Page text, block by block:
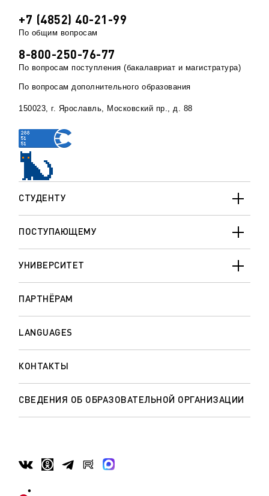
СТУДЕНТУ
ПОСТУПАЮЩЕМУ
УНИВЕРСИТЕТ
ПАРТНЁРАМ
LANGUAGES
КОНТАКТЫ
СВЕДЕНИЯ ОБ ОБРАЗОВАТЕЛЬНОЙ ОРГАНИЗАЦИИ
+7 (4852) 40-21-99
По общим вопросам
8-800-250-76-77
По вопросам поступления (бакалавриат и магистратура)
По вопросам дополнительного образования
150023, г. Ярославль, Московский пр., д. 88